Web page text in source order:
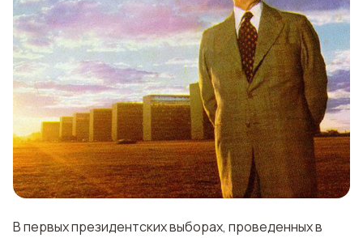
В первых президентских выборах, проведенных в